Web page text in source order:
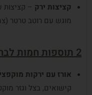
קציצות ירק – קציצות
מוגש עם רוטב טרטר
2 תוספות חמות לבחירה
אורז עם ירקות
קישואים, בצל וגזר